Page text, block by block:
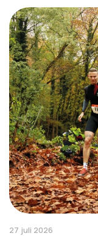
27 juli 2026